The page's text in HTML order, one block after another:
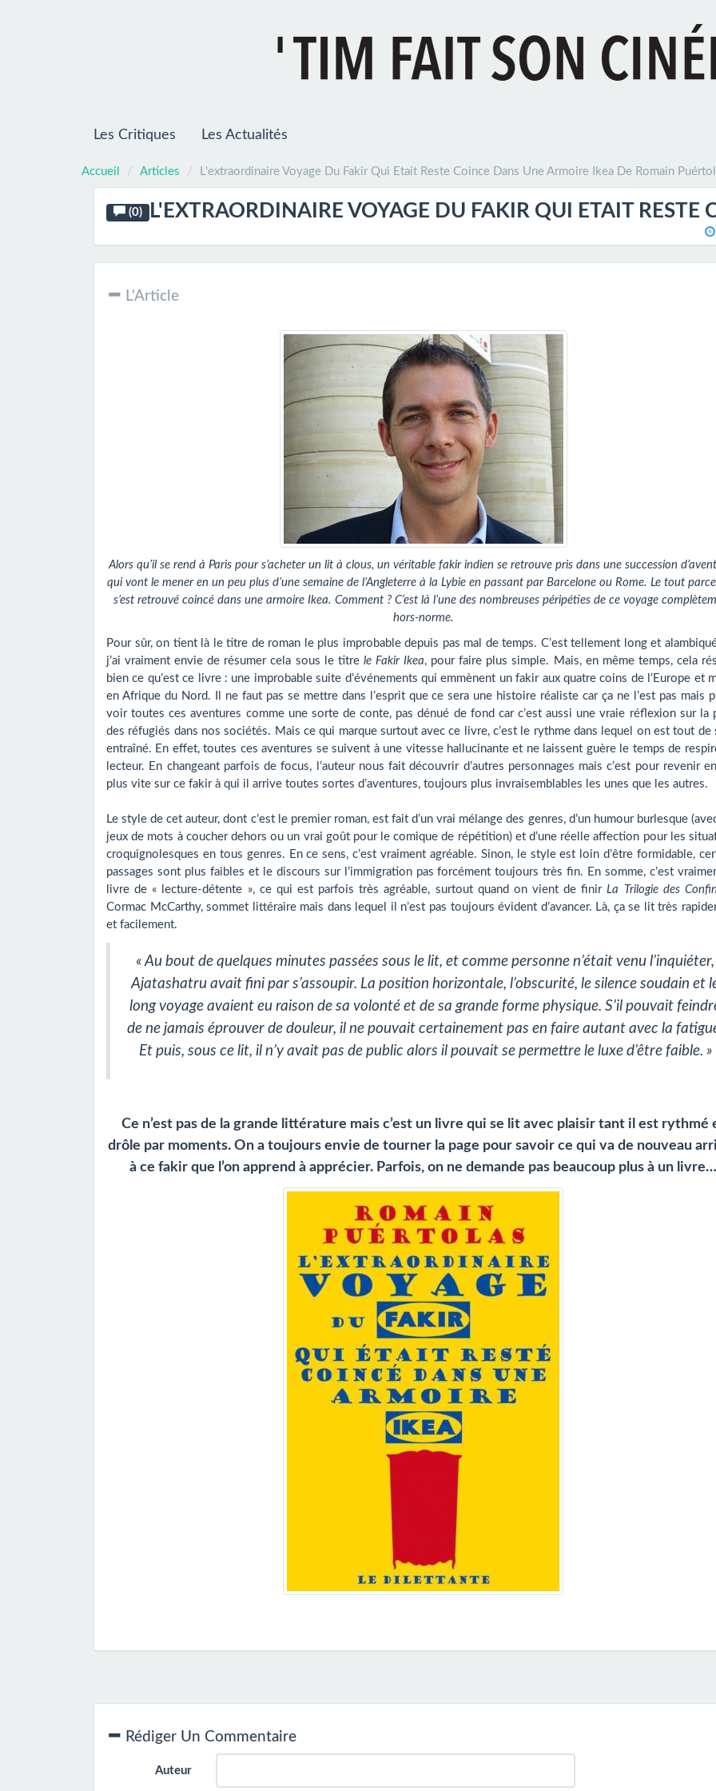
Les Critiques Les Actualités
Accueil Articles L'extraordinaire Voyage Du Fakir Qui Etait Reste Coince Dans Une Armoire Ikea De Romain
(0)
L'Article
Alors qu’il se rend à Paris pour s’acheter un lit à clous, un véritable fakir indien se retrouve pris dans une succession
qui vont le mener en un peu plus d’une semaine de l’Angleterre à la Lybie en passant par Barcelone ou Rome. Le tout parce
s’est retrouvé coincé dans une armoire Ikea. Comment ? C’est là l’une des nombreuses péripéties de ce voyage
hors-norme.
Pour sûr, on tient là le titre de roman le plus improbable depuis pas mal de temps. C’est tellement long et
j’ai vraiment envie de résumer cela sous le titre le Fakir Ikea, pour faire plus simple. Mais, en même temps, cela
bien ce qu’est ce livre : une improbable suite d’événements qui emmènent un fakir aux quatre coins de l’Europe et
en Afrique du Nord. Il ne faut pas se mettre dans l’esprit que ce sera une histoire réaliste car ça ne l’est pas mais
voir toutes ces aventures comme une sorte de conte, pas dénué de fond car c’est aussi une vraie réflexion sur la
des réfugiés dans nos sociétés. Mais ce qui marque surtout avec ce livre, c’est le rythme dans lequel on est tout de
entraîné. En effet, toutes ces aventures se suivent à une vitesse hallucinante et ne laissent guère le temps de
lecteur. En changeant parfois de focus, l’auteur nous fait découvrir d’autres personnages mais c’est pour revenir
plus vite sur ce fakir à qui il arrive toutes sortes d’aventures, toujours plus invraisemblables les unes que les autres.
Le style de cet auteur, dont c’est le premier roman, est fait d’un vrai mélange des genres, d’un humour burlesque
jeux de mots à coucher dehors ou un vrai goût pour le comique de répétition) et d’une réelle affection pour les
croquignolesques en tous genres. En ce sens, c’est vraiment agréable. Sinon, le style est loin d’être formidable,
passages sont plus faibles et le discours sur l’immigration pas forcément toujours très fin. En somme, c’est
livre de « lecture-détente », ce qui est parfois très agréable, surtout quand on vient de finirLa Trilogie des
Cormac McCarthy, sommet littéraire mais dans lequel il n’est pas toujours évident d’avancer. Là, ça se lit très
et facilement.
« Au bout de quelques minutes passées sous le lit, et comme personne n’était venu l’inquiéter,
Ajatashatru avait fini par s’assoupir. La position horizontale, l’obscurité, le silence soudain et
long voyage avaient eu raison de sa volonté et de sa grande forme physique. S’il pouvait
de ne jamais éprouver de douleur, il ne pouvait certainement pas en faire autant avec la
Et puis, sous ce lit, il n’y avait pas de public alors il pouvait se permettre le luxe d’être faible. »
Ce n’est pas de la grande littérature mais c’est un livre qui se lit avec plaisir tant il est rythmé
drôle par moments. On a toujours envie de tourner la page pour savoir ce qui va de nouveau
à ce fakir que l’on apprend à apprécier. Parfois, on ne demande pas beaucoup plus à un livre…
Rédiger Un Commentaire
Auteur